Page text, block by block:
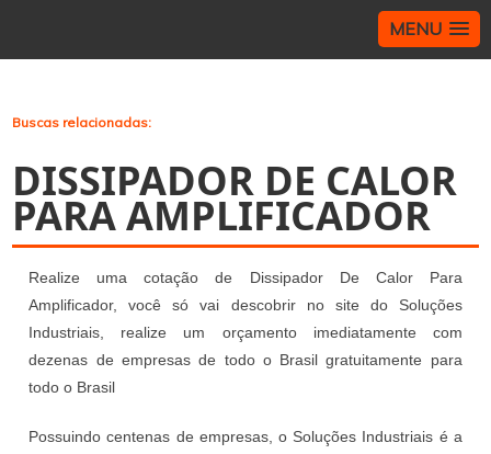
MENU
Buscas relacionadas:
DISSIPADOR DE CALOR
PARA AMPLIFICADOR
Realize uma cotação de Dissipador De Calor Para
Amplificador, você só vai descobrir no site do Soluções
Industriais, realize um orçamento imediatamente com
dezenas de empresas de todo o Brasil gratuitamente para
todo o Brasil
Possuindo centenas de empresas, o Soluções Industriais é a